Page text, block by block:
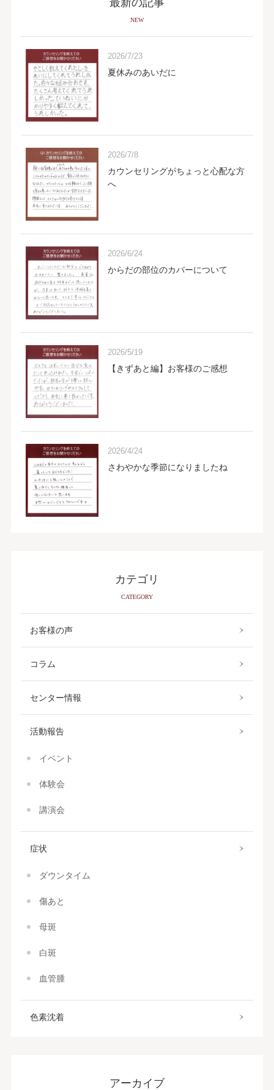
最新の記事
NEW
2026/7/23
夏休みのあいだに
2026/7/8
カウンセリングがちょっと心配な方
へ
2026/6/24
からだの部位のカバーについて
2026/5/19
【きずあと編】お客様のご感想
2026/4/24
さわやかな季節になりましたね
カテゴリ
CATEGORY
お客様の声
コラム
センター情報
活動報告
イベント
体験会
講演会
症状
ダウンタイム
傷あと
母斑
白斑
血管腫
色素沈着
アーカイブ